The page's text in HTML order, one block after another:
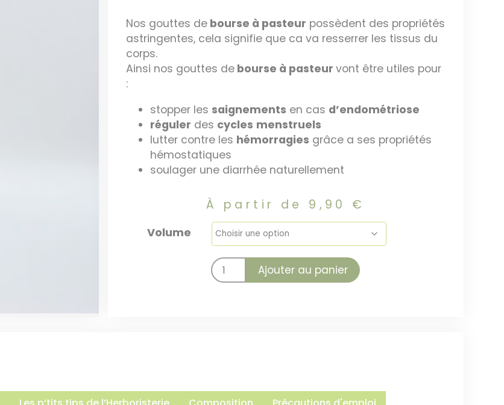
Nos gouttes de bourse à pasteur possèdent des propriétés
astringentes, cela signifie que ca va resserrer les tissus du
corps.
Ainsi nos gouttes de bourse à pasteur vont être utiles pour
:
stopper les saignements en cas d’endométriose
réguler des cycles menstruels
lutter contre les hémorragies grâce a ses propriétés
hémostatiques
soulager une diarrhée naturellement
À partir de 9,90 €
Volume
Ajouter au panier